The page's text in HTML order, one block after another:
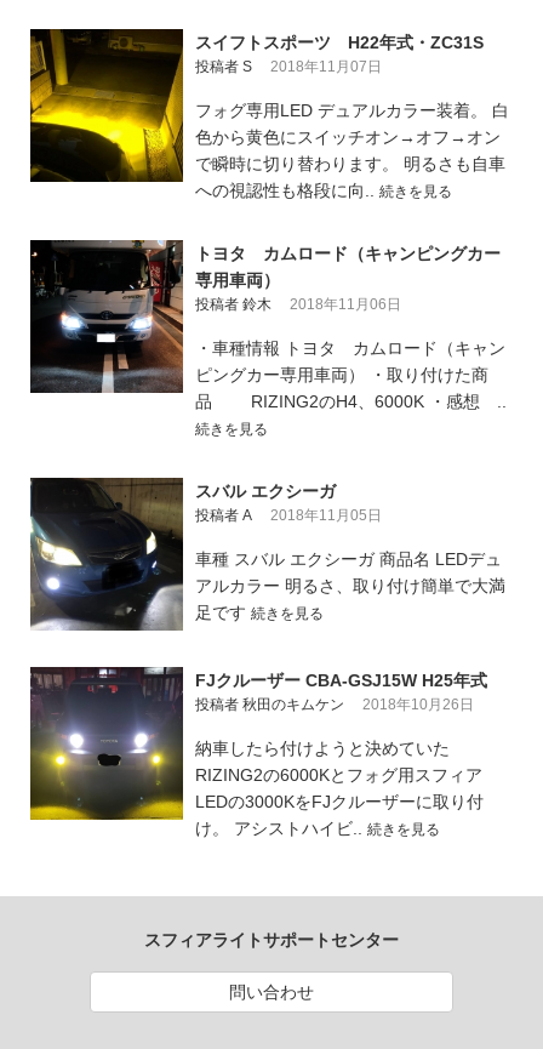
スイフトスポーツ H22年式・ZC31S
投稿者 S 2018年11月07日
フォグ専用LED デュアルカラー装着。 白
色から黄色にスイッチオン→オフ→オン
で瞬時に切り替わります。 明るさも自車
への視認性も格段に向.. 続きを見る
トヨタ カムロード（キャンピングカー
専用車両）
投稿者 鈴木 2018年11月06日
・車種情報 トヨタ カムロード（キャン
ピングカー専用車両） ・取り付けた商
品 RIZING2のH4、6000K ・感想 ..
続きを見る
スバル エクシーガ
投稿者 A 2018年11月05日
車種 スバル エクシーガ 商品名 LEDデュ
アルカラー 明るさ、取り付け簡単で大満
足です 続きを見る
FJクルーザー CBA-GSJ15W H25年式
投稿者 秋田のキムケン 2018年10月26日
納車したら付けようと決めていた
RIZING2の6000Kとフォグ用スフィア
LEDの3000KをFJクルーザーに取り付
け。 アシストハイビ.. 続きを見る
スフィアライトサポートセンター
問い合わせ